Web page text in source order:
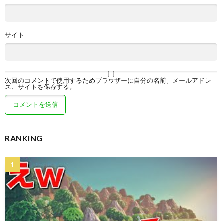
サイト
次回のコメントで使用するためブラウザーに自分の名前、メールアドレ
ス、サイトを保存する。
RANKING